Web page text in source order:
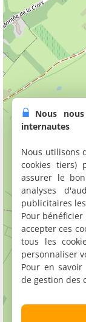
Nous
internautes
Nous utilisons
cookies tiers)
assurer le
analyses
publicitaires
Pour
accepter ces
tous les
personnaliser
Pour en
de gestion des